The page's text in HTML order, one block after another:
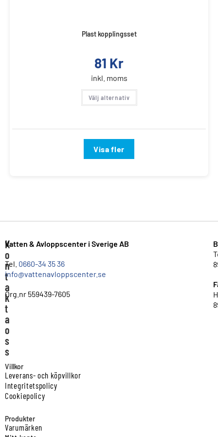
Plast kopplingsset
81 Kr
inkl. moms
Välj alternativ
Visa fler
K
o
n
t
a
k
t
a
o
s
s
Vatten & Avloppscenter i Sverige AB
Tel. 0660-34 35 36
info@vattenavloppscenter.se
Org.nr 559439-7605
Villkor
Leverans- och köpvillkor
Integritetspolicy
Cookiepolicy
Produkter
Varumärken